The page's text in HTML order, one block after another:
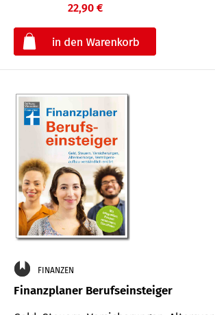
22,90 €
FINANZEN
Finanzplaner Berufseinsteiger